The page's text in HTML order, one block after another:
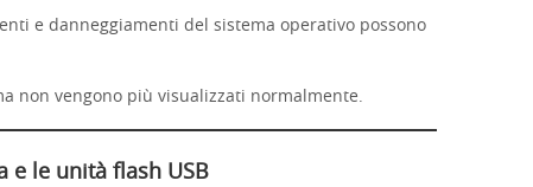
e danneggiamenti del sistema operativo possono
non vengono più visualizzati normalmente.
e le unità flash USB